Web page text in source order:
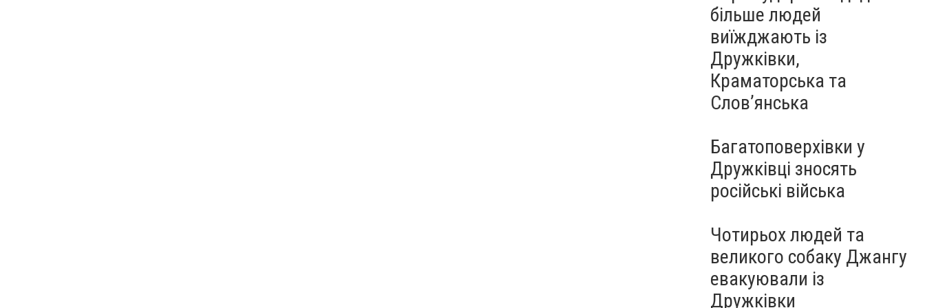
більше людей
виїжджають із
Дружківки,
Краматорська та
Слов’янська
Багатоповерхівки у
Дружківці зносять
російські війська
Чотирьох людей та
великого собаку Джангу
евакуювали із
Дружківки